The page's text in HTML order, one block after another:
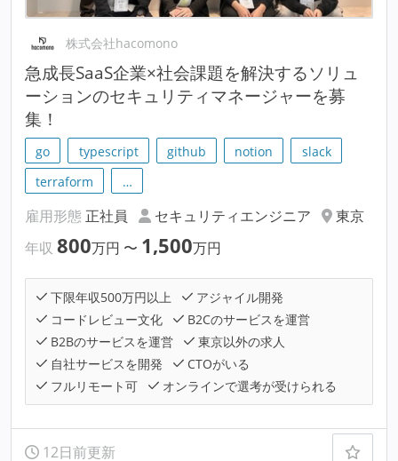
株式会社hacomono
急成長SaaS企業×社会課題を解決するソリュ
ーションのセキュリティマネージャーを募
集！
go typescript github notion
slack
terraform
…
雇用形態 正社員 セキュリティエンジニア
東京
年収 800万円 〜 1,500万円
下限年収500万円以上
アジャイル開発
コードレビュー文化
B2Cのサービスを運営
B2Bのサービスを運営
東京以外の求人
自社サービスを開発
CTOがいる
フルリモート可
オンラインで選考が受けられる
12日前更新